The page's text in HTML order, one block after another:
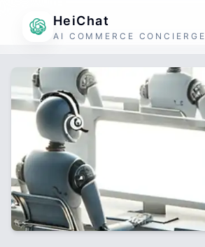
HeiChat
AI COMMERCE CONCIERGE